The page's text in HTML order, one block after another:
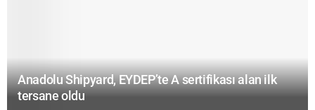
Anadolu Shipyard, EYDEP’te A sertifikası alan ilk
tersane oldu